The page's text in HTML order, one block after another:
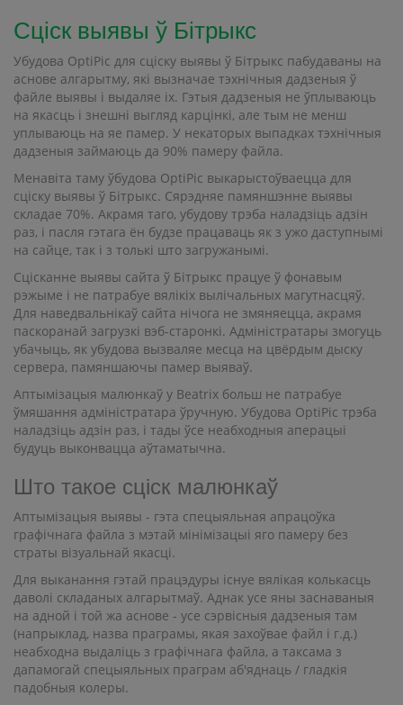
Сціск выявы ў Бітрыкс
Убудова OptiPic для сціску выявы ў Бітрыкс пабудаваны на
аснове алгарытму, які вызначае тэхнічныя дадзеныя ў
файле выявы і выдаляе іх. Гэтыя дадзеныя не ўплываюць
на якасць і знешні выгляд карцінкі, але тым не менш
уплываюць на яе памер. У некаторых выпадках тэхнічныя
дадзеныя займаюць да 90% памеру файла.
Менавіта таму ўбудова OptiPic выкарыстоўваецца для
сціску выявы ў Бітрыкс. Сярэдняе памяншэнне выявы
складае 70%. Акрамя таго, убудову трэба наладзіць адзін
раз, і пасля гэтага ён будзе працаваць як з ужо даступнымі
на сайце, так і з толькі што загружанымі.
Сцісканне выявы сайта ў Бітрыкс працуе ў фонавым
рэжыме і не патрабуе вялікіх вылічальных магутнасцяў.
Для наведвальнікаў сайта нічога не змяняецца, акрамя
паскоранай загрузкі вэб-старонкі. Адміністратары змогуць
убачыць, як убудова вызваляе месца на цвёрдым дыску
сервера, памяншаючы памер выяваў.
Аптымізацыя малюнкаў у Beatrix больш не патрабуе
ўмяшання адміністратара ўручную. Убудова OptiPic трэба
наладзіць адзін раз, і тады ўсе неабходныя аперацыі
будуць выконвацца аўтаматычна.
Што такое сціск малюнкаў
Аптымізацыя выявы - гэта спецыяльная апрацоўка
графічнага файла з мэтай мінімізацыі яго памеру без
страты візуальнай якасці.
Для выканання гэтай працэдуры існуе вялікая колькасць
даволі складаных алгарытмаў. Аднак усе яны заснаваныя
на адной і той жа аснове - усе сэрвісныя дадзеныя там
(напрыклад, назва праграмы, якая захоўвае файл і г.д.)
неабходна выдаліць з графічнага файла, а таксама з
дапамогай спецыяльных праграм аб'яднаць / гладкія
падобныя колеры.